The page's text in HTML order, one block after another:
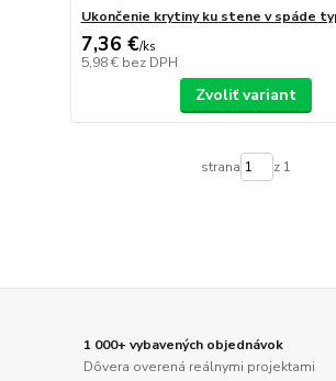
Ukončenie krytiny ku stene v spáde
7,36 €/ks
5,98 € bez DPH
Zvoliť variant
strana z 1
1 000+ vybavených objednávok
Dôvera overená reálnymi projektami